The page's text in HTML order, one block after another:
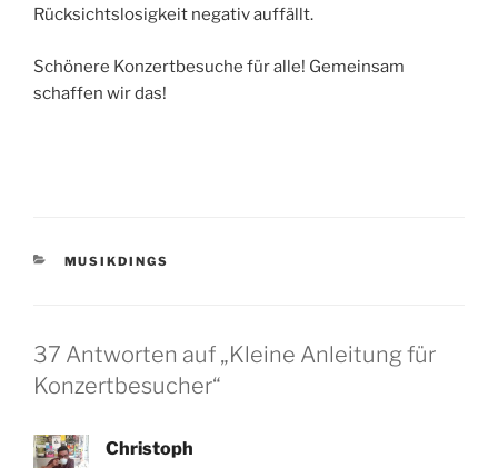
Rücksichtslosigkeit negativ auffällt.
Schönere Konzertbesuche für alle! Gemeinsam
schaffen wir das!
KATEGORIEN
MUSIKDINGS
37 Antworten auf „Kleine Anleitung für
Konzertbesucher“
Christoph